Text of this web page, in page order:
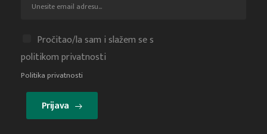
Pročitao/la sam i slažem se s
politikom privatnosti
Politika privatnosti
Prijava